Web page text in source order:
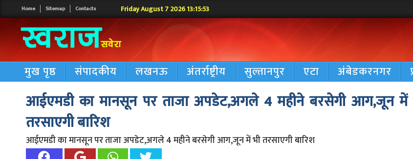
Home Sitemap Contacts Friday August 7 2026 13:15:54
मुख पृष्ठ संपादकीय लखनऊ अंतर्राष्ट्रीय सुल्तानपुर एटा अंबेडकरनगर
आईएमडी का मानसून पर ताजा अपडेट,अगले 4 महीने बरसेगी आग,जून में
तरसाएगी बारिश
आईएमडी का मानसून पर ताजा अपडेट,अगले 4 महीने बरसेगी आग,जून में भी तरसाएगी बारिश